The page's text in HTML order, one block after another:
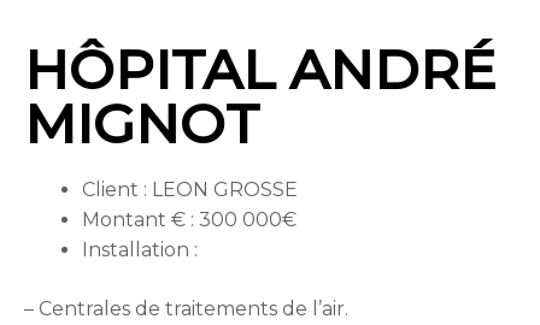
HÔPITAL ANDRÉ
MIGNOT
Client : LEON GROSSE
Montant € : 300 000€
Installation :
– Centrales de traitements de l’air.